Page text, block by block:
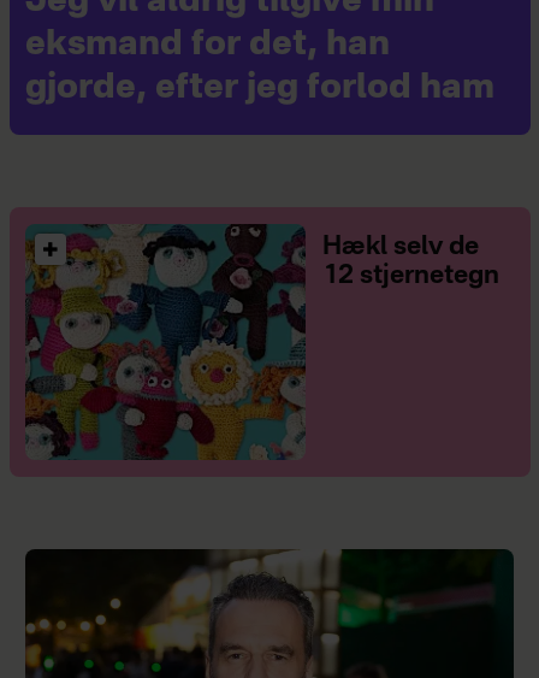
eksmand for det, han
gjorde, efter jeg forlod ham
Hækl selv de
12 stjernetegn